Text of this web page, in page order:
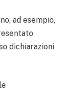
ad esempio,
dichiarazioni